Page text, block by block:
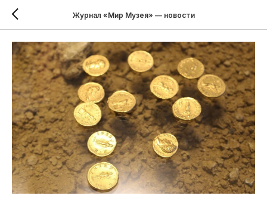
Журнал «Мир Музея» — новости